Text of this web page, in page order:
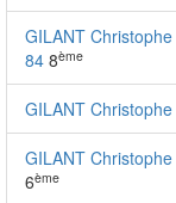
GILANT Christophe
84 8ème
GILANT Christophe
GILANT Christophe
6ème